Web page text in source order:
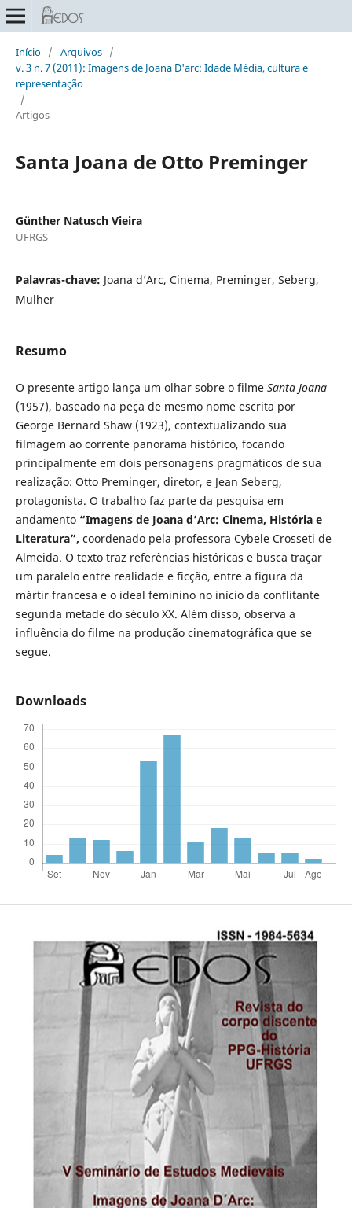
Início / Arquivos /
v. 3 n. 7 (2011): Imagens de Joana D'arc: Idade Média, cultura e
representação
/
Artigos
Santa Joana de Otto Preminger
Günther Natusch Vieira
UFRGS
Palavras-chave: Joana d’Arc, Cinema, Preminger, Seberg,
Mulher
Resumo
O presente artigo lança um olhar sobre o filme Santa Joana
(1957), baseado na peça de mesmo nome escrita por
George Bernard Shaw (1923), contextualizando sua
filmagem ao corrente panorama histórico, focando
principalmente em dois personagens pragmáticos de sua
realização: Otto Preminger, diretor, e Jean Seberg,
protagonista. O trabalho faz parte da pesquisa em
andamento “Imagens de Joana d’Arc: Cinema, História e
Literatura”, coordenado pela professora Cybele Crosseti de
Almeida. O texto traz referências históricas e busca traçar
um paralelo entre realidade e ficção, entre a figura da
mártir francesa e o ideal feminino no início da conflitante
segunda metade do século XX. Além disso, observa a
influência do filme na produção cinematográfica que se
segue.
Downloads